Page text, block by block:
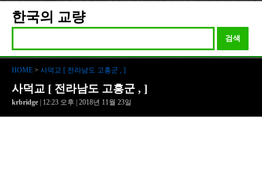
한국의 교량
검색
HOME > 사덕교 [ 전라남도 고흥군 , ]
사덕교 [ 전라남도 고흥군 , ]
krbridge | 12:23 오후 | 2018년 11월 23일